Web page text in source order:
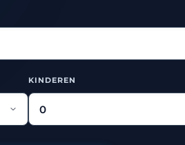
KINDEREN